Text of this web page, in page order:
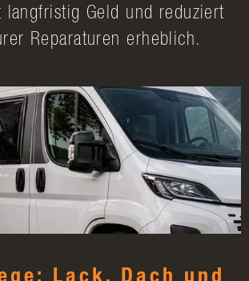
langfristig Geld und reduziert
Reparaturen erheblich.